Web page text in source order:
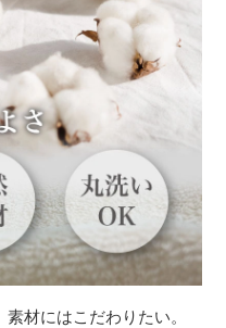
材にはこだわりたい。